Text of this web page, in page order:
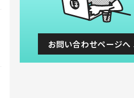
お問い合わせページへ